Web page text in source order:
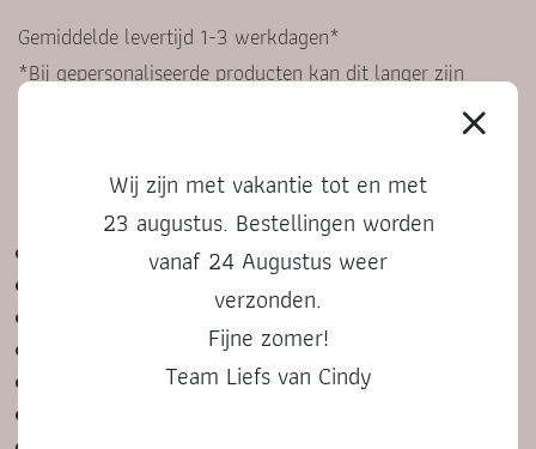
Wij zijn met vakantie tot en met
23 augustus. Bestellingen worden
vanaf 24 Augustus weer
verzonden.
Fijne zomer!
Team Liefs van Cindy
Gemiddelde levertijd 1-3 werkdagen*
*Bij gepersonaliseerde producten kan dit langer zijn
KLANTENSERVICE
Algemene voorwaarden
Bestelproces, betalen en retourneren